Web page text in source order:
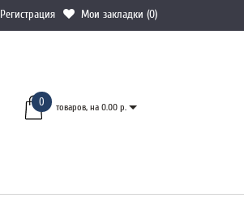
Регистрация Мои закладки (0)
0 товаров, на 0.00 р.